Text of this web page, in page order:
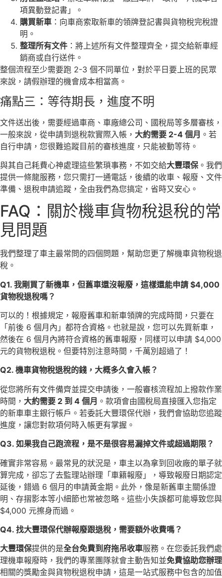
項異動登記書」。
購買新車 ：向車商索取新車的領牌登記書與貨物稅完稅證
明。
整理所有文件 ：將上述所有文件整理齊全，提交給新車經
銷商或自行送件。
整個流程至少需要跑 2-3 個不同單位，對於平日要上班的民眾
來說，請假辦理的機會成本相當高。
痛點三：等待期長，進度不明
文件送出後，需要經過車商、車廠總公司、國稅局等多層審核，
一般來說，從申請到退稅款實際入帳， 大約需要 2-4 個月 。若
自行申請，您很難追蹤目前的審核進度，只能被動等待。
與其自己耗費心神處理這些繁瑣事務，不如交給大豐環保 。我們
提供一條龍服務，您只需打一通電話，後續的收車、報廢、文件
準備、退稅申請追蹤，全由我們為您搞定，省時又安心。
FAQ：關於機車貨物稅退稅的常
見問題
我們整理了車主最常問的四個問題，幫助您更了解機車貨物稅退
稅。
Q1. 我剛買了新機車，但舊車還沒報廢，這樣還能申請 $4,000
貨物稅退稅嗎？
可以的！根據規定，報廢舊車和新車領牌的完成時間，只要在
「前後 6 個月內」都符合資格。也就是說，您可以先買新車，
然後在 6 個月內將符合資格的舊車報廢，同樣可以申請 $4,000
元的貨物稅退稅。但要特別注意時間，千萬別超過了！
Q2. 機車貨物稅退稅的錢，大概多久會入帳？
從您將所有文件備齊並提交申請後，一般審核流程加上撥款作業
時間， 大約需要 2 到 4 個月 。款項會由國稅局直接匯入您指定
的新車車主銀行帳戶。若委託大豐環保代辦，我們會協助您追蹤
進度，讓您對款項何時入帳更有掌握。
Q3. 如果我自己跑流程，是不是很容易漏掉文件或超過期限？
確實非常容易。最常見的狀況是，車主以為拿到回收廠的單子就
算完成，卻忘了去監理站辦理「車籍報廢」，導致報廢日期認定
延後，錯過 6 個月的申請黃金期。此外，像是新舊車主關係證
明、存摺影本等小細節也常被忽略。這些小失誤都可能導致您與
$4,000 元擦身而過。
Q4. 找大豐環保代辦報廢跟退稅，需要額外收費嗎？
大豐環保提供的是全台免費到府拖吊收車服務。在您委託我們處
理機車報廢時，我們的專業團隊就會主動告知並免費協助您辦理
相關的獎勵金與貨物稅退稅申請，這是一站式服務中包含的加值